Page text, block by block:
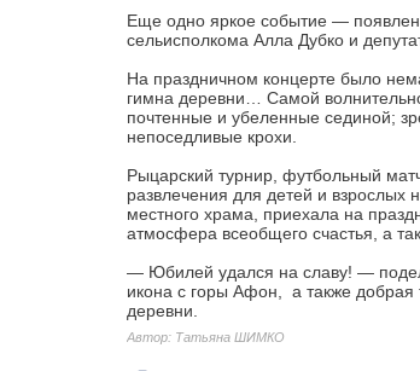
Еще одно яркое событие —
сельисполкома Алла Дубко и
На праздничном концерте было
гимна деревни… Самой
почтенные и убеленные сединой;
непоседливые крохи.
Рыцарский турнир, футбольный
развлечения для детей и взрослых
местного храма, приехала на
атмосфера всеобщего счастья, а
— Юбилей удался на славу! —
икона с горы Афон, а также добрая
деревни.
Автор: Татьяна ШИМКО